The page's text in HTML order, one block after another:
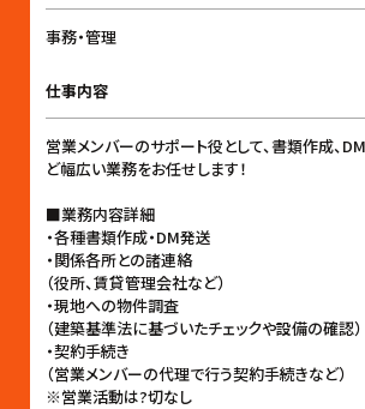
事務・管理
仕事内容
営業メンバーのサポート役として、書類作成、
ど幅広い業務をお任せします！
■業務内容詳細
・各種書類作成・DM発送
・関係各所との諸連絡
（役所、賃貸管理会社など）
・現地への物件調査
（建築基準法に基づいたチェックや設備の確認）
・契約手続き
（営業メンバーの代理で行う契約手続きなど）
※営業活動は?切なし